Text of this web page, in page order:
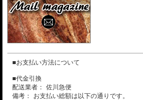
■お支払い方法について
■代金引換
配送業者： 佐川急便
備考： お支払い総額は以下の通りです。